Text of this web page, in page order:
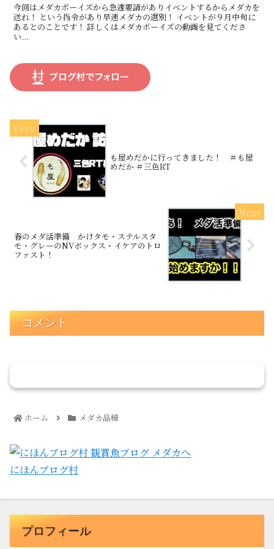
今回はメダカボーイズから急遽要請がありイベントするからメダカを
送れ！ という指令があり早速メダカの選別！ イベントが９月中旬に
あるとのことです！ 詳しくはメダカボーイズの動画を見てくださ
い...
も屋めだかに行ってきました！ ＃も屋
めだか ＃三色RT
春のメダ活準備 かけタモ・ステルスタ
モ・グレーのNVボックス・イケアのトロ
ファスト！
コメント
ホーム メダカ品種
にほんブログ村
プロフィール